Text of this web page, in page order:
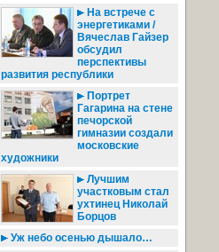
На встрече с
энергетиками /
Вячеслав Гайзер
обсудил
перспективы
развития республики
Портрет
Гагарина на стене
печорской
гимназии создали
московские
художники
Лучшим
участковым стал
ухтинец Николай
Борцов
Уж небо осенью дышало…